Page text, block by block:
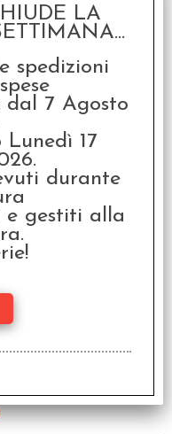
PRIME
-
- Il
PRIME
-
SCONTO 50%
LA
spedizioni
dal 7 Agosto
17
durante
e gestiti alla